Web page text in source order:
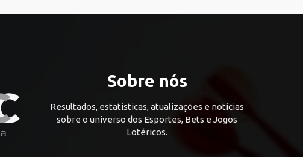
Sobre nós
Resultados, estatísticas, atualizações e notícias
sobre o universo dos Esportes, Bets e Jogos
Lotéricos.